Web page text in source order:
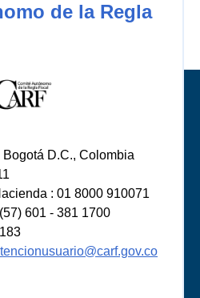
de la Regla
D.C., Colombia
: 01 8000 910071
601 - 381 1700